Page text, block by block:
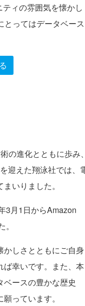
ィの雰囲気を懐かし
ってはデータベース
進化とともに歩み、
迎えた翔泳社では、
いりました。
3月1日からAmazon
しさとともにご自身
幸いです。また、本
ースの豊かな歴史
っています。